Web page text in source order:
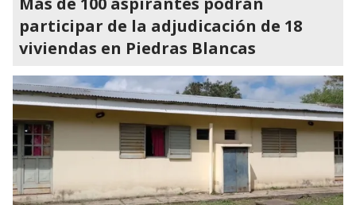
participar de la adjudicación de 18
viviendas en Piedras Blancas